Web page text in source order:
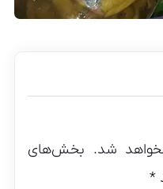
شد. بخش‌های
*